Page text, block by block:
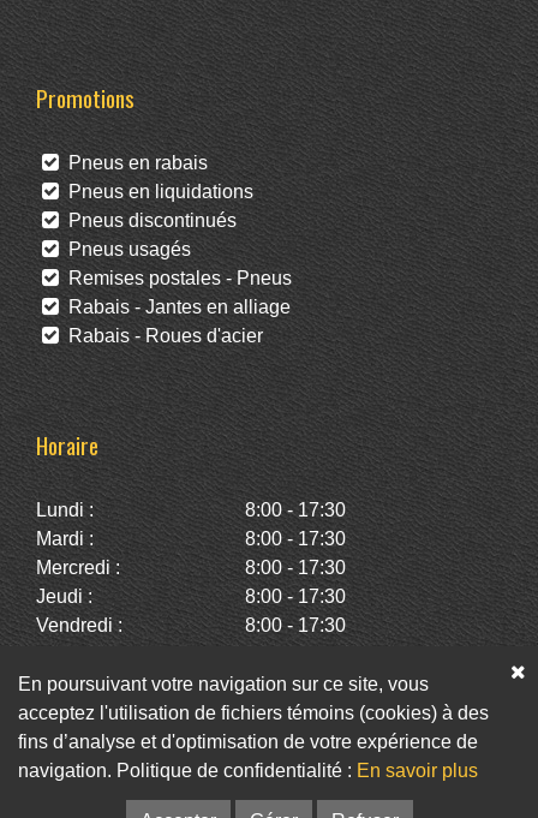
Promotions
Pneus en rabais
Pneus en liquidations
Pneus discontinués
Pneus usagés
Remises postales - Pneus
Rabais - Jantes en alliage
Rabais - Roues d'acier
Horaire
Lundi :
8:00 - 17:30
Mardi :
8:00 - 17:30
Mercredi :
8:00 - 17:30
Jeudi :
8:00 - 17:30
Vendredi :
8:00 - 17:30
Dimanche :
Fermé
Facebook Twitter Infolettre
En poursuivant votre navigation sur ce site, vous
acceptez l'utilisation de fichiers témoins (cookies) à des
fins d’analyse et d'optimisation de votre expérience de
navigation. Politique de confidentialité : En savoir plus